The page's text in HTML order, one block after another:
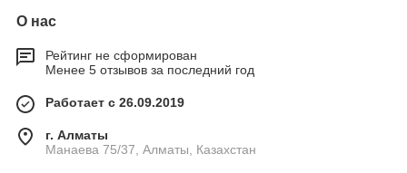
О нас
Рейтинг не сформирован
Менее 5 отзывов за последний год
Работает с 26.09.2019
г. Алматы
Манаева 75/37, Алматы, Казахстан